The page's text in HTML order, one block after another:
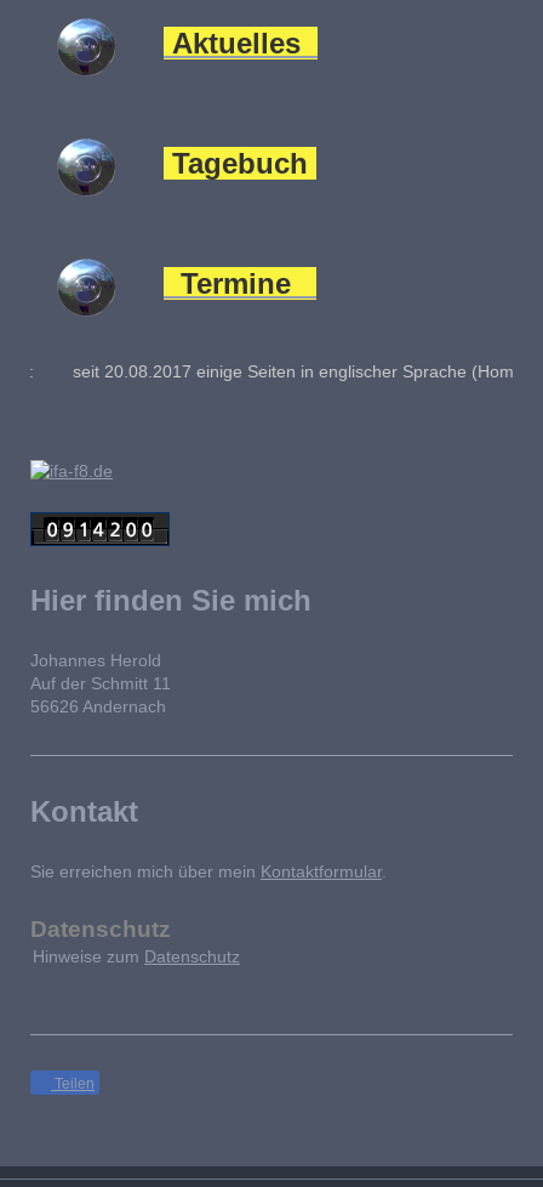
Aktuelles
Tagebuch
Termine
Sprache (Home, Seite "2017", "Garitz
Hier finden Sie mich
Johannes Herold
Auf der Schmitt 11
56626 Andernach
Kontakt
Sie erreichen mich über mein Kontaktformular.
Datenschutz
Hinweise zum Datenschutz
Teilen